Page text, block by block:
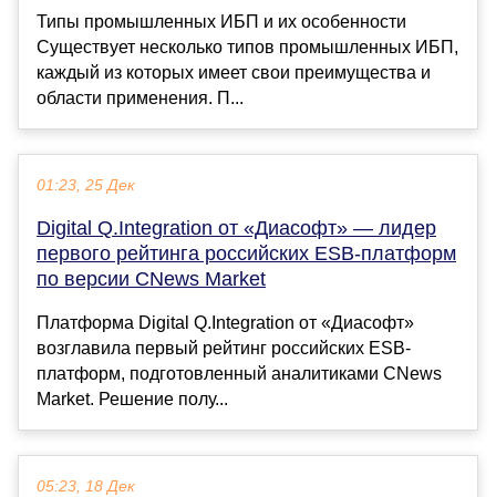
Типы промышленных ИБП и их особенности
Существует несколько типов промышленных ИБП,
каждый из которых имеет свои преимущества и
области применения. П...
01:23, 25 Дек
Digital Q.Integration от «Диасофт» — лидер
первого рейтинга российских ESB-платформ
по версии CNews Market
Платформа Digital Q.Integration от «Диасофт»
возглавила первый рейтинг российских ESB-
платформ, подготовленный аналитиками CNews
Market. Решение полу...
05:23, 18 Дек